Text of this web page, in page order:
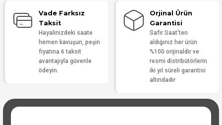
Vade Farksız
Taksit
Hayalinizdeki saate
hemen kavuşun, peşin
fiyatına 6 taksit
avantajıyla güvenle
ödeyin.
Orjinal Ürün
Garantisi
Safir Saat'ten
aldığınız her ürün
%100 orijinaldir ve
resmi distribütörlerin
iki yıl süreli garantisi
altındadır